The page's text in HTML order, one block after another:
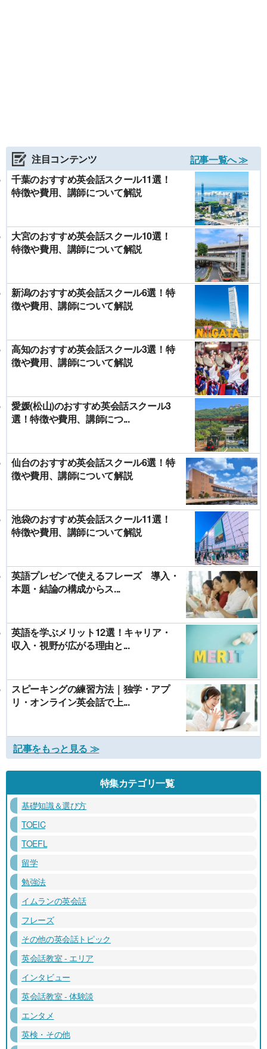
注目コンテンツ
記事一覧へ ≫
千葉のおすすめ英会話スクール11選！
特徴や費用、講師について解説
大宮のおすすめ英会話スクール10選！
特徴や費用、講師について解説
新潟のおすすめ英会話スクール6選！特
徴や費用、講師について解説
高知のおすすめ英会話スクール3選！特
徴や費用、講師について解説
愛媛(松山)のおすすめ英会話スクール3
選！特徴や費用、講師につ...
仙台のおすすめ英会話スクール6選！特
徴や費用、講師について解説
池袋のおすすめ英会話スクール11選！
特徴や費用、講師について解説
英語プレゼンで使えるフレーズ 導入・
本題・結論の構成からス...
英語を学ぶメリット12選！キャリア・
収入・視野が広がる理由と...
スピーキングの練習方法｜独学・アプ
リ・オンライン英会話で上...
記事をもっと見る ≫
特集カテゴリ一覧
基礎知識＆選び方
TOEIC
TOEFL
留学
勉強法
イムランの英会話
フレーズ
その他の英会話トピック
英会話教室 - エリア
インタビュー
英会話教室 - 体験談
エンタメ
英検・その他